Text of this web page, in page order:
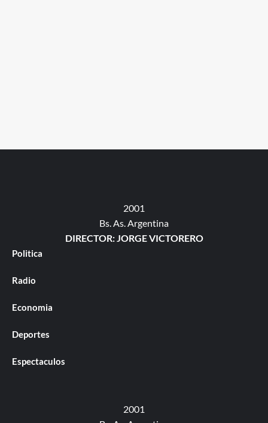
2001
Bs. As. Argentina
DIRECTOR: JORGE VICTORERO
Politica
Radio
Economia
Deportes
Espectaculos
2001